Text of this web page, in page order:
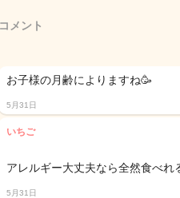
コメント
お子様の月齢によりますね🥳
5月31日
いちご
アレルギー大丈夫なら全然食べれ
5月31日